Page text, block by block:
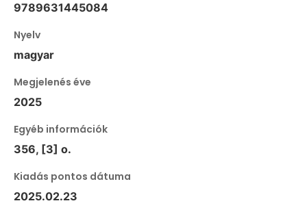
9789631445084
Nyelv
magyar
Megjelenés éve
2025
Egyéb információk
356, [3] o.
Kiadás pontos dátuma
2025.02.23